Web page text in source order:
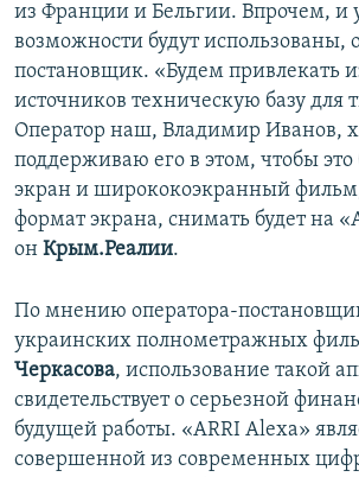
из Франции и Бельгии. Впрочем, и
возможности будут использованы,
постановщик. «Будем привлекать
источников техническую базу для
Оператор наш, Владимир Иванов,
поддерживаю его в этом, чтобы
экран и ширококоэкранный
формат экрана, снимать будет на
он Крым.Реалии.
По мнению оператора-
украинских полнометражных
Черкасова, использование такой
свидетельствует о серьезной
будущей работы. «ARRI Alexa»
совершенной из современных